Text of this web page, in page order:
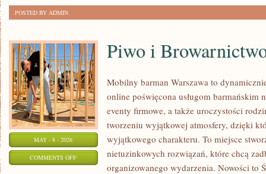
POSTED BY ADMIN
MAY - 8 - 2026
COMMENTS OFFON
Piwo i
Mobilny barman Warszawa to
online poświęcona usługom barmańskim
eventy firmowe, a także uroczystości
tworzeniu wyjątkowej atmosfery, dzięki
wyjątkowego charakteru. To miejsce
nietuzinkowych rozwiązań, które chcą
organizowanego wydarzenia. Nowości to